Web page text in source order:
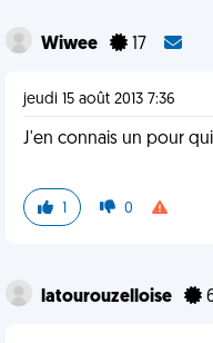
Wiwee 17
jeudi 15 août 2013 7:36
J'en connais un pour
1 0
latourouzelloise